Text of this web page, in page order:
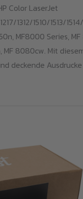
Color LaserJet
1312/1510/1513/
MF8000 Series,
MF 8080cw. Mit
deckende